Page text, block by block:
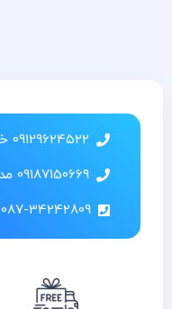
09129624522 خدری
09187150669 مدیر فروش
087-34242809 دفتر فروشگاه